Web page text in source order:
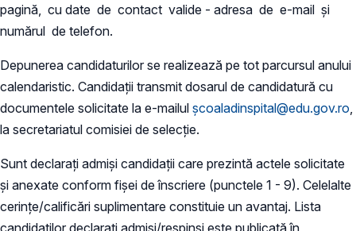
pagină, cu date de contact valide - adresa de e-mail și
numărul de telefon.
Depunerea candidaturilor se realizează pe tot parcursul anului
calendaristic. Candidații transmit dosarul de candidatură cu
documentele solicitate la e-mailul școaladinspital@edu.gov.ro
la secretariatul comisiei de selecție.
Sunt declarați admiși candidații care prezintă actele solicitate
și anexate conform fișei de înscriere (punctele 1 - 9). Celelalte
cerințe/calificări suplimentare constituie un avantaj. Lista
candidaților declarați admiși/respinși este publicată în